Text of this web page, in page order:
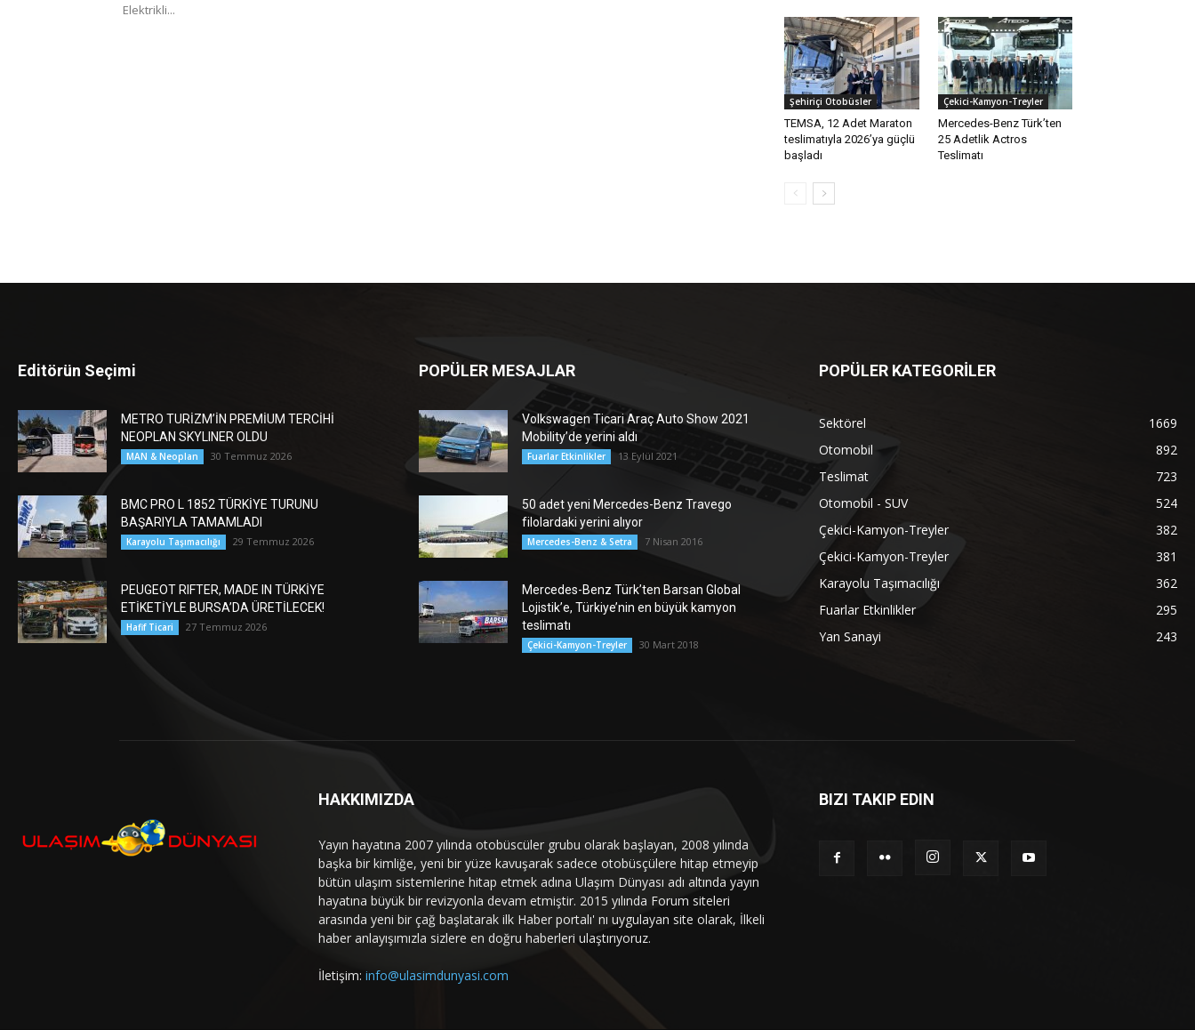
Elektrikli...
Şehiriçi Otobüsler
TEMSA, 12 Adet Maraton
teslimatıyla 2026’ya güçlü
başladı
Çekici-Kamyon-Treyler
Mercedes-Benz Türk’ten
25 Adetlik Actros
Teslimatı
Editörün Seçimi
METRO TURİZM’İN PREMİUM TERCİHİ
NEOPLAN SKYLINER OLDU
MAN & Neoplan 30 Temmuz 2026
BMC PRO L 1852 TÜRKİYE TURUNU
BAŞARIYLA TAMAMLADI
Karayolu Taşımacılığı 29 Temmuz 2026
PEUGEOT RIFTER, MADE IN TÜRKİYE
ETİKETİYLE BURSA’DA ÜRETİLECEK!
Hafif Ticari 27 Temmuz 2026
POPÜLER MESAJLAR
Volkswagen Ticari Araç Auto Show 2021
Mobility’de yerini aldı
Fuarlar Etkinlikler 13 Eylül 2021
50 adet yeni Mercedes-Benz Travego
filolardaki yerini alıyor
Mercedes-Benz & Setra 7 Nisan 2016
Mercedes-Benz Türk’ten Barsan Global
Lojistik’e, Türkiye’nin en büyük kamyon
teslimatı
Çekici-Kamyon-Treyler 30 Mart 2018
POPÜLER KATEGORİLER
Sektörel
1669
Otomobil
892
Teslimat
723
Otomobil - SUV
524
Çekici-Kamyon-Treyler
382
Çekici-Kamyon-Treyler
381
Karayolu Taşımacılığı
362
Fuarlar Etkinlikler
295
Yan Sanayi
243
HAKKIMIZDA
Yayın hayatına 2007 yılında otobüscüler grubu olarak başlayan, 2008 yılında
başka bir kimliğe, yeni bir yüze kavuşarak sadece otobüsçülere hitap etmeyip
bütün ulaşım sistemlerine hitap etmek adına Ulaşım Dünyası adı altında yayın
hayatına büyük bir revizyonla devam etmiştir. 2015 yılında Forum siteleri
arasında yeni bir çağ başlatarak ilk Haber portalı' nı uygulayan site olarak, İlkeli
haber anlayışımızla sizlere en doğru haberleri ulaştırıyoruz.
İletişim: info@ulasimdunyasi.com
BIZI TAKIP EDIN